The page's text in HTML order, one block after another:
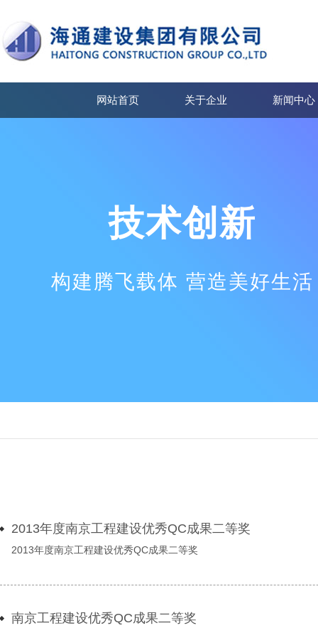
网站首页 关于企业 新闻中心
技术创新
构建腾飞载体 营造美好生活
2013年度南京工程建设优秀QC成果二等奖
2013年度南京工程建设优秀QC成果二等奖
南京工程建设优秀QC成果二等奖